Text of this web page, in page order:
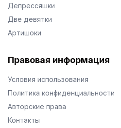
Депрессяшки
Две девятки
Артишоки
Правовая информация
Условия использования
Политика конфиденциальности
Авторские права
Контакты